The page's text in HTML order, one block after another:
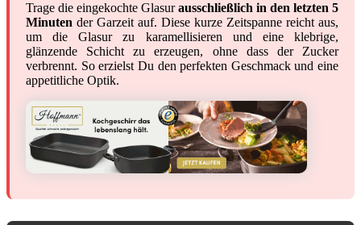
Trage die eingekochte Glasurausschließlich in den letzten 5
Minuten der Garzeit auf. Diese kurze Zeitspanne reicht aus,
um die Glasur zu karamellisieren und eine klebrige,
glänzende Schicht zu erzeugen, ohne dass der Zucker
verbrennt. So erzielst Du den perfekten Geschmack und eine
appetitliche Optik.